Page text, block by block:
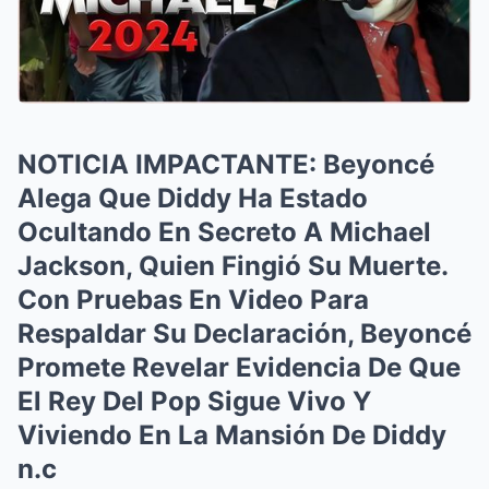
NOTICIA IMPACTANTE: Beyoncé
Alega Que Diddy Ha Estado
Ocultando En Secreto A Michael
Jackson, Quien Fingió Su Muerte.
Con Pruebas En Video Para
Respaldar Su Declaración, Beyoncé
Promete Revelar Evidencia De Que
El Rey Del Pop Sigue Vivo Y
Viviendo En La Mansión De Diddy
n.c